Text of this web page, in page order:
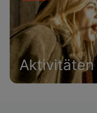
Aktivitäten